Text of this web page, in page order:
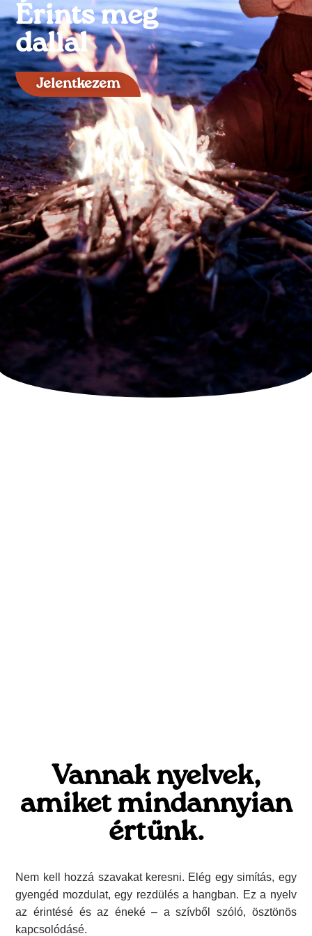
Érints meg
dallal
Jelentkezem
Vannak nyelvek,
amiket mindannyian
értünk.
Nem kell hozzá szavakat keresni. Elég egy simítás, egy
gyengéd mozdulat, egy rezdülés a hangban. Ez a nyelv
az érintésé és az éneké – a szívből szóló, ösztönös
kapcsolódásé.